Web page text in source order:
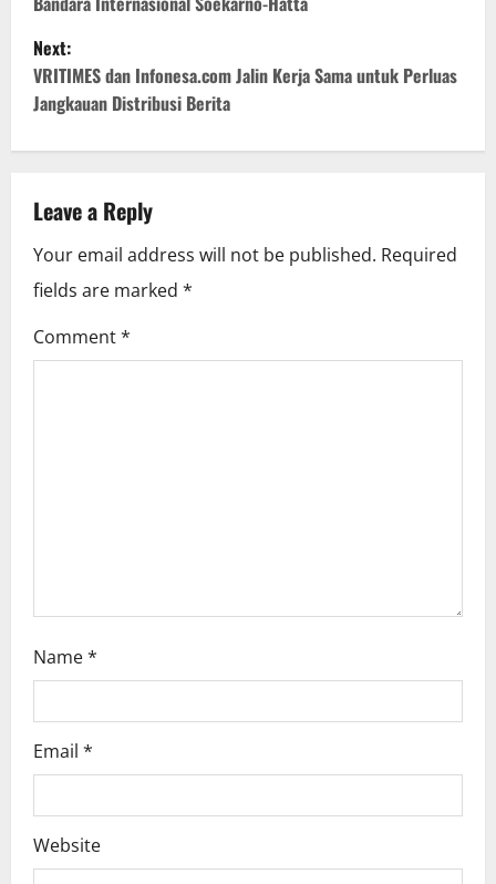
t
n
a
v
i
g
a
t
Next:
VRITIMES dan Infonesa.com Jalin Kerja Sama untuk Perluas
Jangkauan Distribusi Berita
Leave a Reply
Your email address will not be published. Required
fields are marked *
Comment*
Name*
Email *
Website